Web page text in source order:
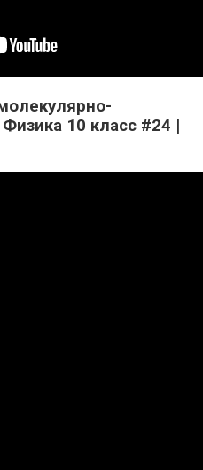
10 класс #24 |